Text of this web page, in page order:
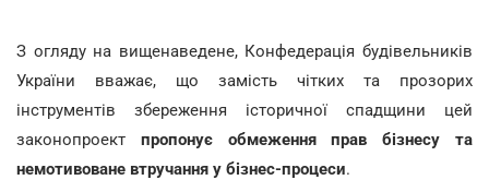
З огляду на вищенаведене, Конфедерація будівельників
України вважає, що замість чітких та прозорих
інструментів збереження історичної спадщини цей
законопроект пропонує обмеження прав бізнесу та
немотивоване втручання у бізнес-процеси.